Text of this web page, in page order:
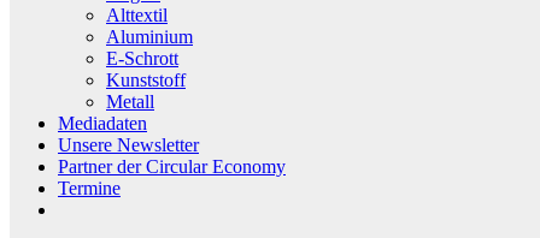
Alttextil
Aluminium
E-Schrott
Kunststoff
Metall
Mediadaten
Unsere Newsletter
Partner der Circular Economy
Termine